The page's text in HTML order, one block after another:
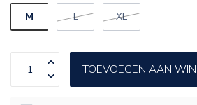
M L XL
TOEVOEGEN AAN